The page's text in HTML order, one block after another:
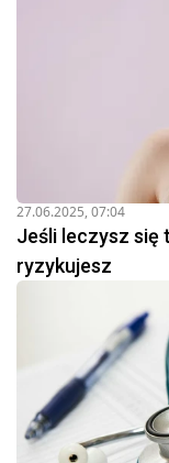
27.06.2025, 07:04
Jeśli leczysz się
ryzykujesz